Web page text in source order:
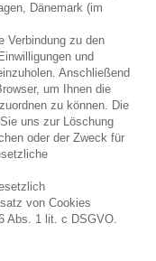
Dänemark (im
Verbindung zu den
und
Anschließend
um Ihnen die
zu können. Die
uns zur Löschung
oder der Zweck für
von Cookies
Abs. 1 lit. c DSGVO.